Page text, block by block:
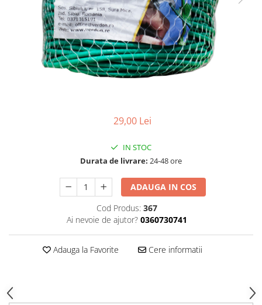
Panouri solare si baterii
Pachete complete
Produse de vinificatie
Articole pentru vinificatie
Densimetre si refractometre
Ceaune, vase din fonta, cutite
profesionale si arzatoare
Arzatoare si accesorii
Ceaune si accesorii
Cutite profesionale abator si
Accesorii de balotat
29,00 Lei
IN STOC
Durata de livrare: 24-48 ore
ADAUGA IN COS
Cod Produs: 367
Ai nevoie de ajutor? 0360730741
Adauga la Favorite Cere informatii